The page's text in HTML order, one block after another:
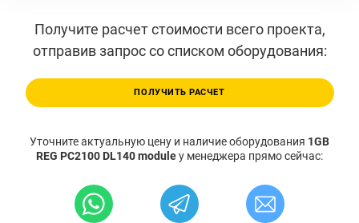
Получите расчет стоимости всего проекта,
отправив запрос со списком оборудования:
ПОЛУЧИТЬ РАСЧЕТ
Уточните актуальную цену и наличие оборудования 1GB
REG PC2100 DL140 moduleу менеджера прямо сейчас: